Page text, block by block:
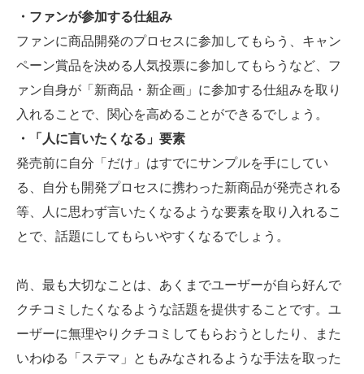
・ファンが参加する仕組み
ファンに商品開発のプロセスに参加してもらう、キャン
ペーン賞品を決める人気投票に参加してもらうなど、フ
ァン自身が「新商品・新企画」に参加する仕組みを取り
入れることで、関心を高めることができるでしょう。
・「人に言いたくなる」要素
発売前に自分「だけ」はすでにサンプルを手にしてい
る、自分も開発プロセスに携わった新商品が発売される
等、人に思わず言いたくなるような要素を取り入れるこ
とで、話題にしてもらいやすくなるでしょう。
尚、最も大切なことは、あくまでユーザーが自ら好んで
クチコミしたくなるような話題を提供することです。ユ
ーザーに無理やりクチコミしてもらおうとしたり、また
いわゆる「ステマ」ともみなされるような手法を取った